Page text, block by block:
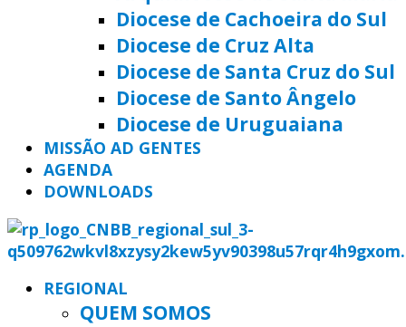
Diocese de Cachoeira do Sul
Diocese de Cruz Alta
Diocese de Santa Cruz do Sul
Diocese de Santo Ângelo
Diocese de Uruguaiana
MISSÃO AD GENTES
AGENDA
DOWNLOADS
REGIONAL
QUEM SOMOS